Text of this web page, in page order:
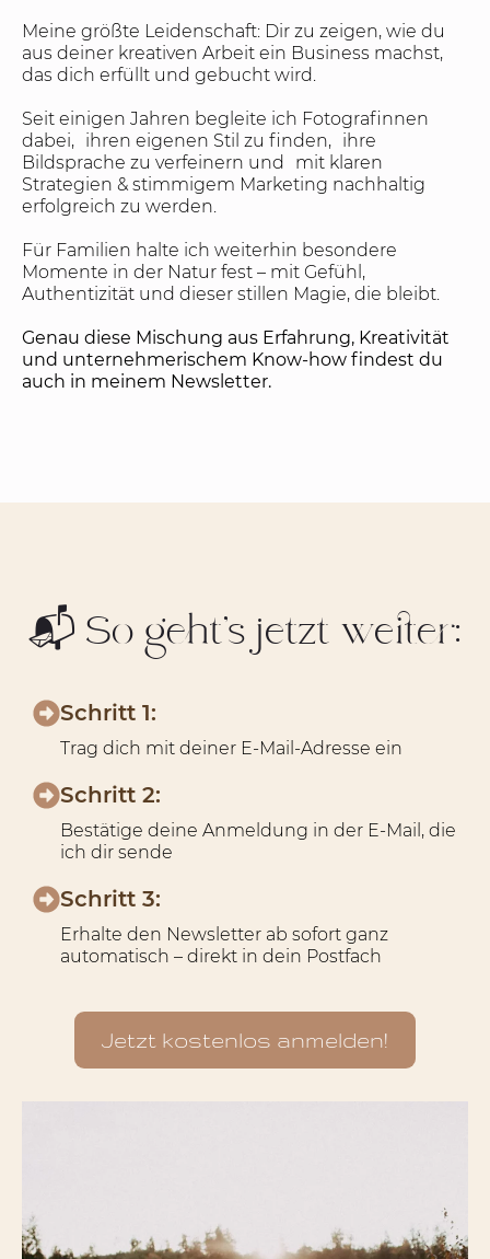
Meine größte Leidenschaft: Dir zu zeigen, wie du
aus deiner kreativen Arbeit ein Business machst,
das dich erfüllt und gebucht wird.
Seit einigen Jahren begleite ich Fotografinnen
dabei, ihren eigenen Stil zu finden, ihre
Bildsprache zu verfeinern und mit klaren
Strategien & stimmigem Marketing nachhaltig
erfolgreich zu werden.
Für Familien halte ich weiterhin besondere
Momente in der Natur fest – mit Gefühl,
Authentizität und dieser stillen Magie, die bleibt.
Genau diese Mischung aus Erfahrung, Kreativität
und unternehmerischem Know-how findest du
auch in meinem Newsletter.
📬 So geht’s jetzt weiter:
Schritt 1:
Trag dich mit deiner E-Mail-Adresse ein
Schritt 2:
Bestätige deine Anmeldung in der E-Mail, die
ich dir sende
Schritt 3:
Erhalte den Newsletter ab sofort ganz
automatisch – direkt in dein Postfach
Jetzt kostenlos anmelden!